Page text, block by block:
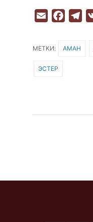
l
МЕТКИ: АМАН
ЭСТЕР